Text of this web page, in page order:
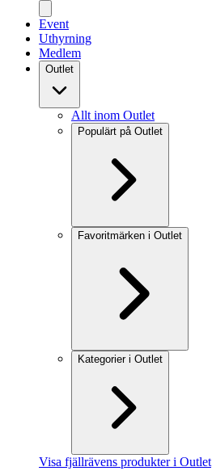
Event
Uthyrning
Medlem
Outlet
Allt inom Outlet
Populärt på Outlet
Favoritmärken i Outlet
Kategorier i Outlet
Visa fjällrävens produkter i Outlet